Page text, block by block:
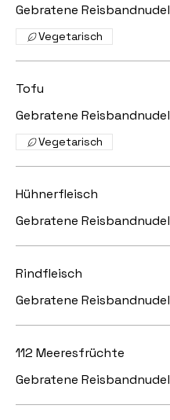
Gebratene
Vegetarisch
Tofu
Gebratene
Vegetarisch
Hühnerfleisch
Gebratene
Rindfleisch
Gebratene
112 Meeresfrüchte
Gebratene